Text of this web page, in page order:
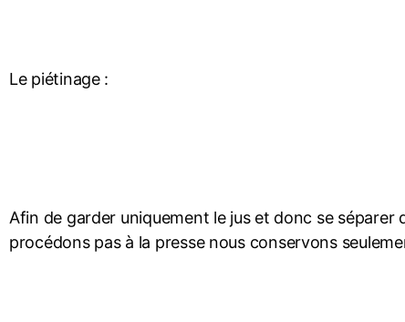
Le piétinage :
Afin de garder uniquement le jus et donc se
procédons pas à la presse nous conservons